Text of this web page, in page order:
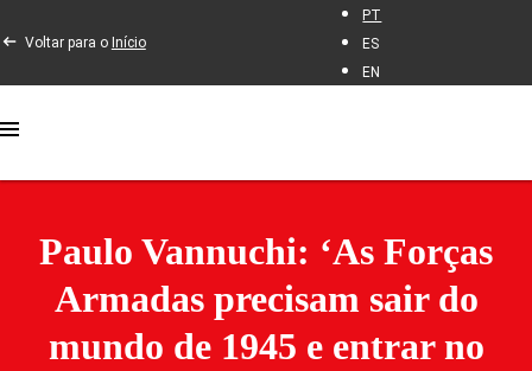
Voltar para o Início
PT
ES
EN
Paulo Vannuchi: ‘As Forças
Armadas precisam sair do
mundo de 1945 e entrar no